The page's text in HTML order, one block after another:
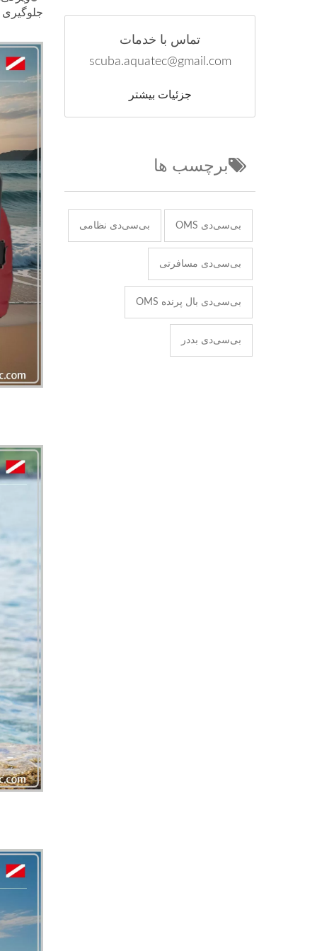
تماس با خدمات
scuba.aquatec@gmail.com
جزئیات بیشتر
برچسب ها
بی‌سی‌دی OMS بی‌سی‌دی نظامی
بی‌سی‌دی مسافرتی
بی‌سی‌دی بال پرنده OMS
بی‌سی‌دی بددر